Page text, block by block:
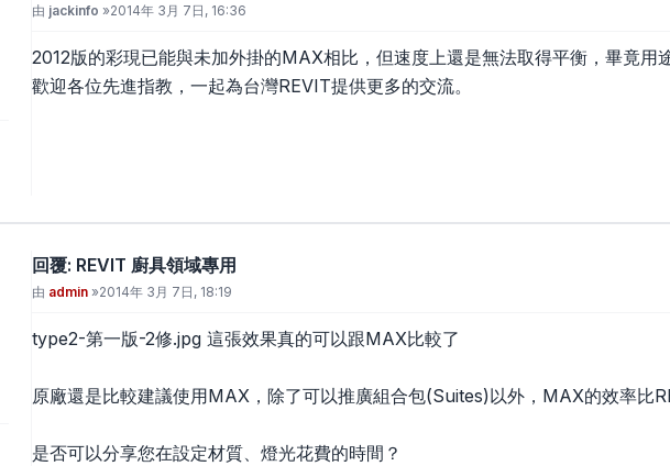
文章
由 jackinfo »2014年 3月 7日, 16:36
2012版的彩現已能與未加外掛的MAX相比，但速度上還是無法取得平衡，畢竟用途
歡迎各位先進指教，一起為台灣REVIT提供更多的交流。
回覆: REVIT 廚具領域專用
文章
由 admin »2014年 3月 7日, 18:19
type2-第一版-2修.jpg 這張效果真的可以跟MAX比較了
原廠還是比較建議使用MAX，除了可以推廣組合包(Suites)以外，MAX的效率比
是否可以分享您在設定材質、燈光花費的時間？